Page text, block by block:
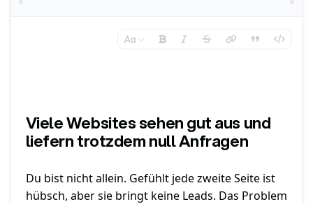
Viele Websites sehen gut aus und
liefern trotzdem null Anfragen
Du bist nicht allein. Gefühlt jede zweite Seite ist
hübsch, aber sie bringt keine Leads. Das Problem